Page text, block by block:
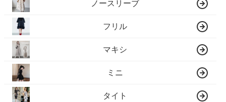
ノースリーブ
フリル
マキシ
ミニ
タイト